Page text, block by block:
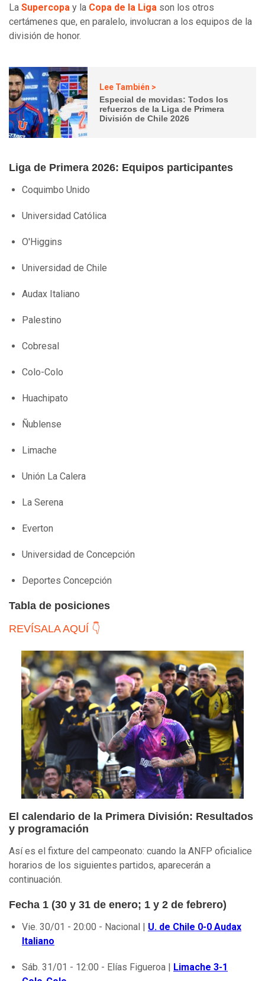
La Supercopa y la Copa de la Liga son los otros
certámenes que, en paralelo, involucran a los equipos de la
división de honor.
Lee También >
Especial de movidas: Todos los
refuerzos de la Liga de Primera
División de Chile 2026
Liga de Primera 2026: Equipos participantes
Coquimbo Unido
Universidad Católica
O'Higgins
Universidad de Chile
Audax Italiano
Palestino
Cobresal
Colo-Colo
Huachipato
Ñublense
Limache
Unión La Calera
La Serena
Everton
Universidad de Concepción
Deportes Concepción
Tabla de posiciones
REVÍSALA AQUÍ 👇
El calendario de la Primera División: Resultados
y programación
Así es el fixture del campeonato: cuando la ANFP oficialice
horarios de los siguientes partidos, aparecerán a
continuación.
Fecha 1 (30 y 31 de enero; 1 y 2 de febrero)
Vie. 30/01 - 20:00 - Nacional | U. de Chile 0-0 Audax
Italiano
Sáb. 31/01 - 12:00 - Elías Figueroa | Limache 3-1